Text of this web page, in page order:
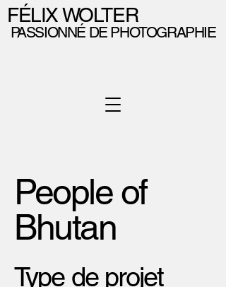
FÉLIX WOLTER
PASSIONNÉ DE PHOTOGRAPHIE
People of
Bhutan
Type de projet